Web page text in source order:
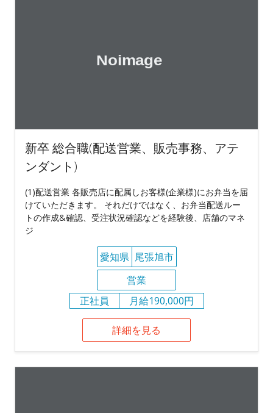
新卒 総合職(配送営業、販売事務、アテ
ンダント)
(1)配送営業 各販売店に配属しお客様(企業様)にお弁当を届
けていただきます。 それだけではなく、お弁当配送ルー
トの作成&確認、受注状況確認などを経験後、店舗のマネ
ジ
愛知県 尾張旭市
営業
正社員
月給190,000円
詳細を見る